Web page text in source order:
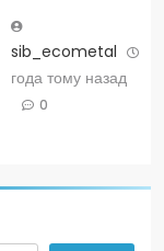
sib_ecometal
года тому назад
0